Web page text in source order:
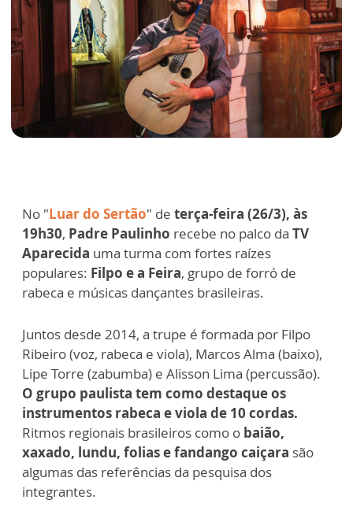
No "Luar do Sertão" de terça-feira (26/3), às
19h30, Padre Paulinho recebe no palco da TV
Aparecida uma turma com fortes raízes
populares: Filpo e a Feira, grupo de forró de
rabeca e músicas dançantes brasileiras.
Juntos desde 2014, a trupe é formada por Filpo
Ribeiro (voz, rabeca e viola), Marcos Alma (baixo),
Lipe Torre (zabumba) e Alisson Lima (percussão).
O grupo paulista tem como destaque os
instrumentos rabeca e viola de 10 cordas.
Ritmos regionais brasileiros como o baião,
xaxado, lundu, folias e fandango caiçara são
algumas das referências da pesquisa dos
integrantes.